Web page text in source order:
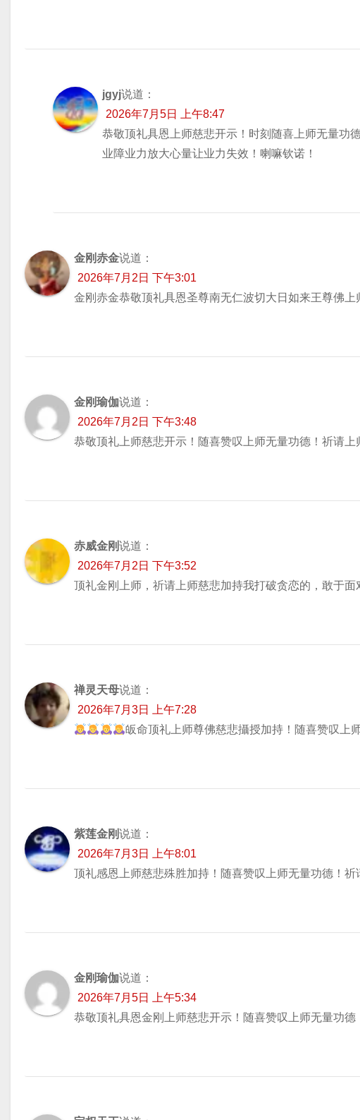
jgyj说道：
2026年7月5日 上午8:47
恭敬顶礼具恩上师慈悲开示！时刻随喜上师无量功
业障业力放大心量让业力失效！喇嘛钦诺！
金刚赤金说道：
2026年7月2日 下午3:01
金刚赤金恭敬顶礼具恩圣尊南无仁波切大日如来王尊佛
金刚瑜伽说道：
2026年7月2日 下午3:48
恭敬顶礼上师慈悲开示！随喜赞叹上师无量功德！祈请上
赤威金刚说道：
2026年7月2日 下午3:52
顶礼金刚上师，祈请上师慈悲加持我打破贪恋的，敢于面
禅灵天母说道：
2026年7月3日 上午7:28
皈命顶礼上师尊佛慈悲攝授加持！随喜赞叹上
紫莲金刚说道：
2026年7月3日 上午8:01
顶礼感恩上师慈悲殊胜加持！随喜赞叹上师无量功德！祈
金刚瑜伽说道：
2026年7月5日 上午5:34
恭敬顶礼具恩金刚上师慈悲开示！随喜赞叹上师无量功德